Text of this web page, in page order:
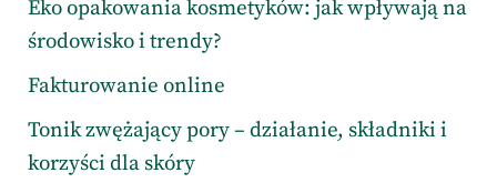
Eko opakowania kosmetyków: jak wpływają na
środowisko i trendy?
Fakturowanie online
Tonik zwężający pory – działanie, składniki i
korzyści dla skóry